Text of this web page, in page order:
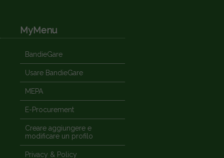
MyMenu
BandieGare
Usare BandieGare
MEPA
E-Procurement
Creare aggiungere e
modificare un profilo
Privacy & Policy